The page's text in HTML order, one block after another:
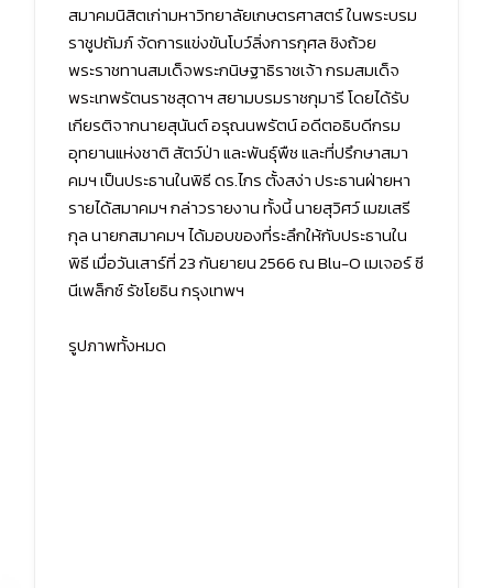
สมาคมนิสิตเก่ามหาวิทยาลัยเกษตรศาสตร์ ในพระบรม
ราชูปถัมภ์ จัดการแข่งขันโบว์ลิ่งการกุศล ชิงถ้วย
พระราชทานสมเด็จพระกนิษฐาธิราชเจ้า กรมสมเด็จ
พระเทพรัตนราชสุดาฯ สยามบรมราชกุมารี โดยได้รับ
เกียรติจากนายสุนันต์ อรุณนพรัตน์ อดีตอธิบดีกรม
อุทยานแห่งชาติ สัตว์ป่า และพันธุ์พืช และที่ปรึกษาสมา
คมฯ เป็นประธานในพิธี ดร.ไกร ตั้งสง่า ประธานฝ่ายหา
รายได้สมาคมฯ กล่าวรายงาน ทั้งนี้ นายสุวิศว์ เมฆเสรี
กุล นายกสมาคมฯ ได้มอบของที่ระลึกให้กับประธานใน
พิธี เมื่อวันเสาร์ที่ 23 กันยายน 2566 ณ Blu-O เมเจอร์ ซี
นีเพล็กซ์ รัชโยธิน กรุงเทพฯ
รูปภาพทั้งหมด